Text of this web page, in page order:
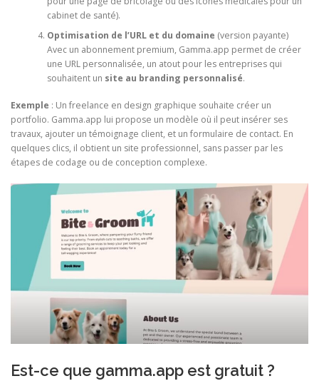
cabinet de santé).
Optimisation de l’URL et du domaine (version payante)
Avec un abonnement premium, Gamma.app permet de créer
une URL personnalisée, un atout pour les entreprises qui
souhaitent un site au branding personnalisé.
Exemple : Un freelance en design graphique souhaite créer un
portfolio. Gamma.app lui propose un modèle où il peut insérer ses
travaux, ajouter un témoignage client, et un formulaire de contact. En
quelques clics, il obtient un site professionnel, sans passer par les
étapes de codage ou de conception complexe.
Est-ce que gamma.app est gratuit ?